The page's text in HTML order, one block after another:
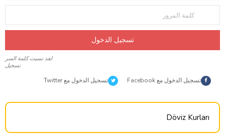
كلمة المرور
تسجيل الدخول
لقد نسيت كلمة السر
تسجيل
تسجيل الدخول مع Facebook تسجيل الدخول مع Twitter
Döviz Kurları